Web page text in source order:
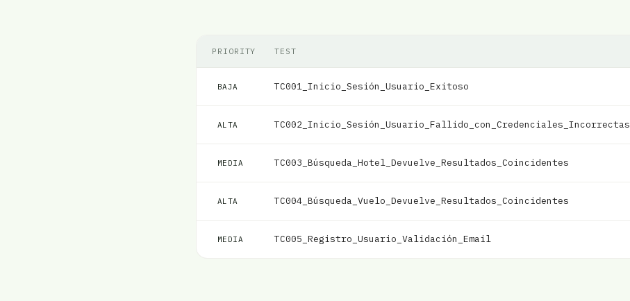
PRIORITY TEST
BAJA TC001_Inicio_Sesión_Usuario_Exitoso
ALTA TC002_Inicio_Sesión_Usuario_Fallido_con_Credenciales_Incorrectas
MEDIA TC003_Búsqueda_Hotel_Devuelve_Resultados_Coincidentes
ALTA TC004_Búsqueda_Vuelo_Devuelve_Resultados_Coincidentes
MEDIA TC005_Registro_Usuario_Validación_Email